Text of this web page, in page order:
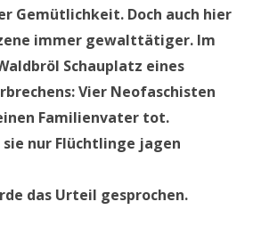
Gemütlichkeit. Doch auch hier
immer gewalttätiger. Im
Schauplatz eines
Vier Neofaschisten
Familienvater tot.
nur Flüchtlinge jagen
das Urteil gesprochen.